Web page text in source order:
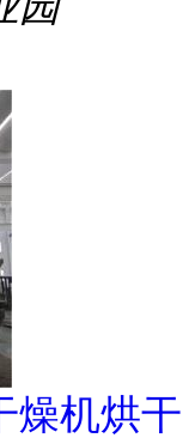
燥机烘干